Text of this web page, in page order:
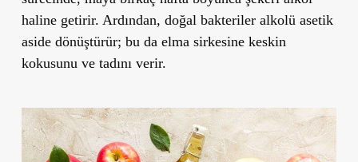
haline getirir. Ardından, doğal bakteriler alkolü asetik
aside dönüştürür; bu da elma sirkesine keskin
kokusunu ve tadını verir.